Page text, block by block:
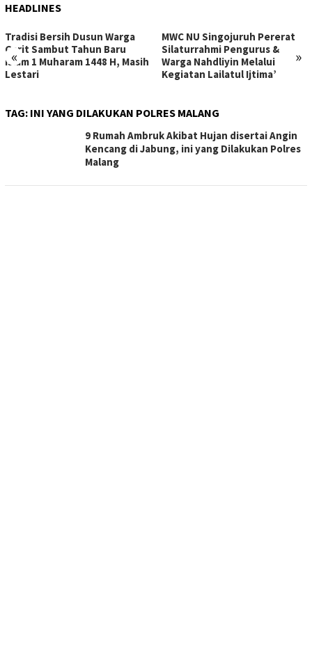
HEADLINES
« »
Tradisi Bersih Dusun Warga
Garit Sambut Tahun Baru
Islam 1 Muharam 1448 H, Masih
Lestari
MWC NU Singojuruh Pererat
Silaturrahmi Pengurus &
Warga Nahdliyin Melalui
Kegiatan Lailatul Ijtima’
TAG: INI YANG DILAKUKAN POLRES MALANG
9 Rumah Ambruk Akibat Hujan disertai Angin
Kencang di Jabung, ini yang Dilakukan Polres
Malang